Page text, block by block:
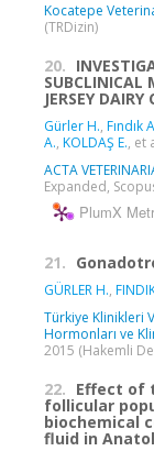
Kocatepe
(TRDizin)
20.
SUBCLINICAL
JERSEY DAIRY
Gürler H., Fındık
A., KOLDAŞ E., et
ACTA
Expanded,
PlumX
21.
GÜRLER H.,
Türkiye Klinikleri
Hormonları ve
2015 (Hakemli
22. Effect of
follicular
biochemical
fluid in